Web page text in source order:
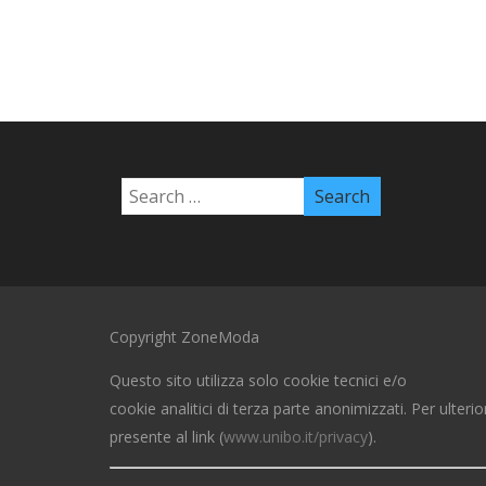
Copyright ZoneModa
Questo sito utilizza solo cookie tecnici e/o
cookie analitici di terza parte anonimizzati. Per
presente al link (www.unibo.it/privacy).